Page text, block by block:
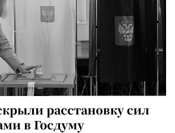
расстановку сил
в Госдуму